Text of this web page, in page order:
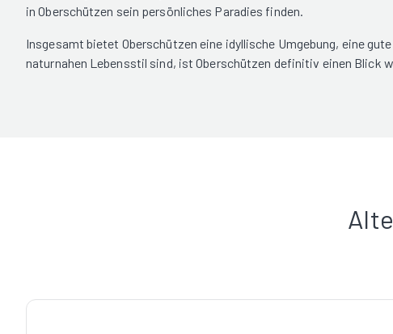
in Oberschützen sein persönliches Paradies finden.
Insgesamt bietet Oberschützen eine idyllische Umgebung, eine
naturnahen Lebensstil sind, ist Oberschützen definitiv einen Blick